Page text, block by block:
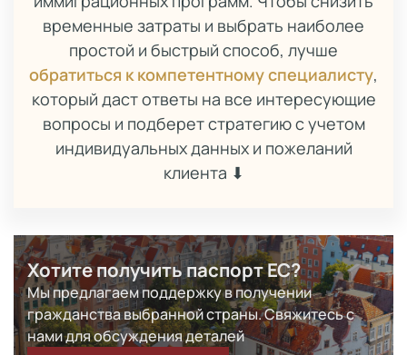
временные затраты и выбрать наиболее
простой и быстрый способ, лучше
обратиться к компетентному специалисту,
который даст ответы на все интересующие
вопросы и подберет стратегию с учетом
индивидуальных данных и пожеланий
клиента ⬇
Хотите получить паспорт ЕС?
Мы предлагаем поддержку в получении
гражданства выбранной страны. Свяжитесь с
нами для обсуждения деталей